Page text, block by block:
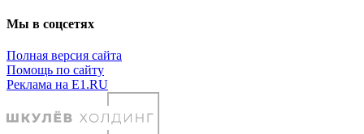
Мы в соцсетях
Полная версия сайта
Помощь по сайту
Реклама на E1.RU